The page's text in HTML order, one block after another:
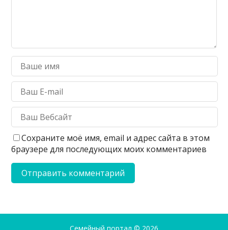
Сохраните моё имя, email и адрес сайта в этом
браузере для последующих моих комментариев